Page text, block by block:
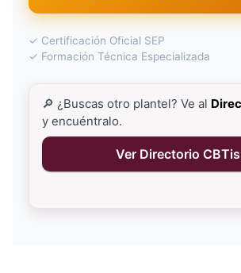
✓ Certificación Oficial SEP
✓ Formación Técnica Especializada
🔎 ¿Buscas otro plantel? Ve al
y encuéntralo.
Ver Directorio CBTis